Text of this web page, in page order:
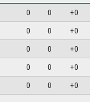
0 0
+0
0 0
+0
0 0
+0
0 0
+0
0 0 +0